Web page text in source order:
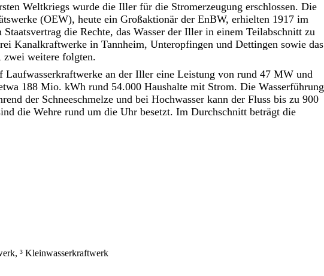
Weltkriegs wurde die Iller für die Stromerzeugung erschlossen. Die
(OEW), heute ein Großaktionär der EnBW, erhielten 1917 im
die Rechte, das Wasser der Iller in einem Teilabschnitt zu
Kanalkraftwerke in Tannheim, Unteropfingen und Dettingen sowie das
zwei weitere folgten.
Laufwasserkraftwerke an der Iller eine Leistung von rund 47 MW und
188 Mio. kWh rund 54.000 Haushalte mit Strom. Die Wasserführung
der Schneeschmelze und bei Hochwasser kann der Fluss bis zu 900
die Wehre rund um die Uhr besetzt. Im Durchschnitt beträgt die
³ Kleinwasserkraftwerk